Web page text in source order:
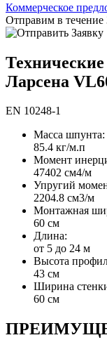
Коммерческое
Отправим в течение
Ларсена
EN 10248-1
Масса шпунта:
85.4 кг/м.п
Момент
47402 cм4/м
Упругий
2204.8 cм3/м
Монтажная
60 см
Длина:
от 5 до 24 м
Высота
43 см
Ширина
60 см